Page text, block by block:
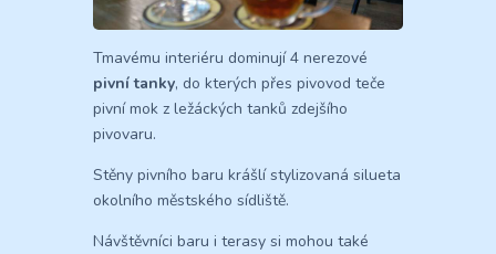
Tmavému interiéru dominují 4 nerezové
pivní tanky, do kterých přes pivovod teče
pivní mok z ležáckých tanků zdejšího
pivovaru.
Stěny pivního baru krášlí stylizovaná silueta
okolního městského sídliště.
Návštěvníci baru i terasy si mohou také